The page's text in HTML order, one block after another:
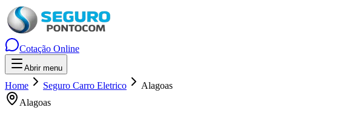
Cotação Online
Abrir menu
Home Seguro Carro Eletrico
Alagoas
Alagoas